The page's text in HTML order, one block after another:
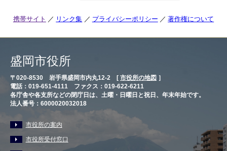
携帯サイト リンク集 プライバシーポリシー 著作権について
盛岡市役所
〒020-8530 岩手県盛岡市内丸12-2 [ 市役所の地図 ］
電話：019-651-4111 ファクス：019-622-6211
各庁舎や各支所などの閉庁日は、土曜・日曜日と祝日、年末年始です。
法人番号：6000020032018
市役所の案内
市役所受付窓口